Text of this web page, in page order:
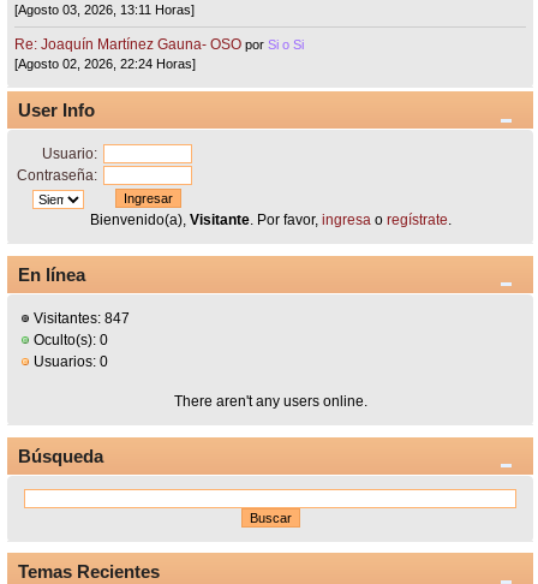
[Agosto 03, 2026, 13:11 Horas]
Re: Joaquín Martínez Gauna- OSO porSi o Si
[Agosto 02, 2026, 22:24 Horas]
User Info
Usuario:
Contraseña:
Bienvenido(a), Visitante. Por favor, ingresao regístrate.
En línea
Visitantes: 847
Oculto(s): 0
Usuarios: 0
There aren't any users online.
Búsqueda
Temas Recientes